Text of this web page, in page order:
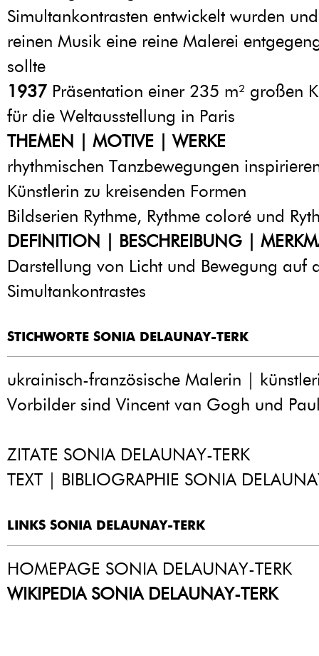
Simultankontrasten entwickelt wurden
reinen Musik eine reine Malerei
sollte
1937 Präsentation einer 235 m² großen
für die Weltausstellung in Paris
THEMEN | MOTIVE | WERKE
rhythmischen Tanzbewegungen
Künstlerin zu kreisenden Formen
Bildserien Rythme, Rythme coloré und
DEFINITION | BESCHREIBUNG |
Darstellung von Licht und Bewegung auf
Simultankontrastes
STICHWORTE SONIA DELAUNAY-TERK
ukrainisch-französische Malerin |
Vorbilder sind Vincent van Gogh und
ZITATE SONIA DELAUNAY-TERK
TEXT | BIBLIOGRAPHIE SONIA
LINKS SONIA DELAUNAY-TERK
HOMEPAGE SONIA DELAUNAY-TERK
WIKIPEDIA SONIA DELAUNAY-TERK